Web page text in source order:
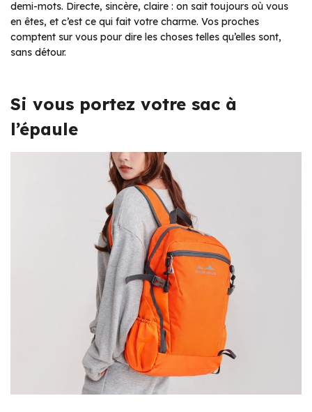
demi-mots. Directe, sincère, claire : on sait toujours où vous
en êtes, et c’est ce qui fait votre charme. Vos proches
comptent sur vous pour dire les choses telles qu’elles sont,
sans détour.
Si vous portez votre sac à
l’épaule